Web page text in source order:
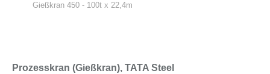
Gießkran 450 - 100t x 22,4m
Prozesskran (Gießkran), TATA Steel